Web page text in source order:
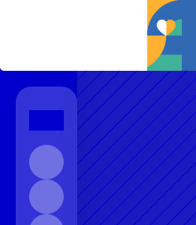
Sobre